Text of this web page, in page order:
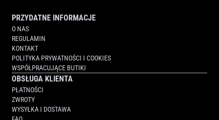
PRZYDATNE INFORMACJE
O NAS
REGULAMIN
KONTAKT
POLITYKA PRYWATNOŚCI I COOKIES
WSPÓŁPRACUJĄCE BUTIKI
OBSŁUGA KLIENTA
PŁATNOŚCI
ZWROTY
WYSYŁKA I DOSTAWA